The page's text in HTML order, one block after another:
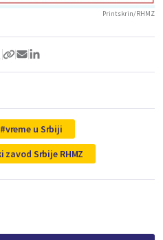
Printskrin/RHMZ
vreme u Srbiji
Srbije RHMZ